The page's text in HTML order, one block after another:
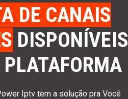
DE CANAIS
DISPONÍVEIS
Iptv tem a solução pra Você